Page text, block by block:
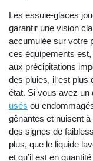
Les essuie-glaces
garantir une vision
accumulée sur votre
ces équipements
aux précipitations
des pluies, il est plus
état. Si vous avez un
usés ou
gênantes et nuisent à
des signes de
plus, que le liquide
et qu’il est en